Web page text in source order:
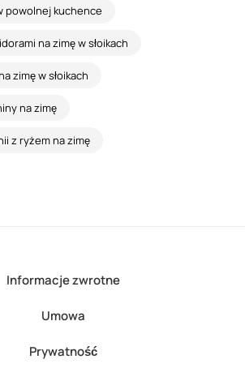
powolnej kuchence
na zimę w słoikach
zimę w słoikach
na zimę
z ryżem na zimę
Informacje zwrotne
Umowa
Prywatność